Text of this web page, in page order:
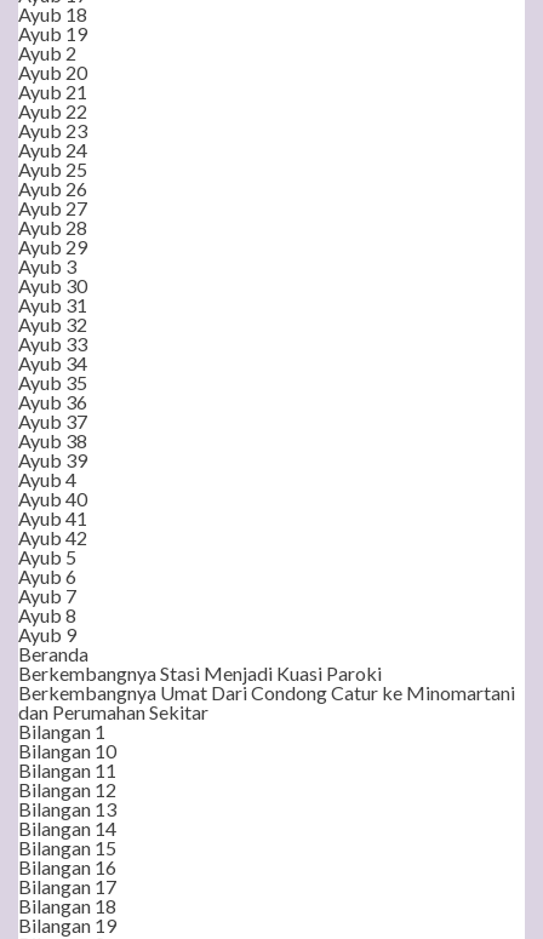
Ayub 18
Ayub 19
Ayub 2
Ayub 20
Ayub 21
Ayub 22
Ayub 23
Ayub 24
Ayub 25
Ayub 26
Ayub 27
Ayub 28
Ayub 29
Ayub 3
Ayub 30
Ayub 31
Ayub 32
Ayub 33
Ayub 34
Ayub 35
Ayub 36
Ayub 37
Ayub 38
Ayub 39
Ayub 4
Ayub 40
Ayub 41
Ayub 42
Ayub 5
Ayub 6
Ayub 7
Ayub 8
Ayub 9
Beranda
Berkembangnya Stasi Menjadi Kuasi Paroki
Berkembangnya Umat Dari Condong Catur ke Minomartani
dan Perumahan Sekitar
Bilangan 1
Bilangan 10
Bilangan 11
Bilangan 12
Bilangan 13
Bilangan 14
Bilangan 15
Bilangan 16
Bilangan 17
Bilangan 18
Bilangan 19